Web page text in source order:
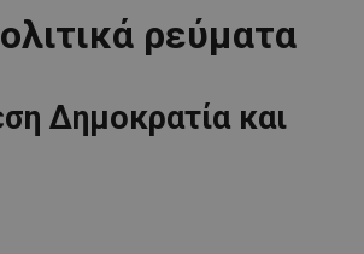
ρεύματα
Δημοκρατία και